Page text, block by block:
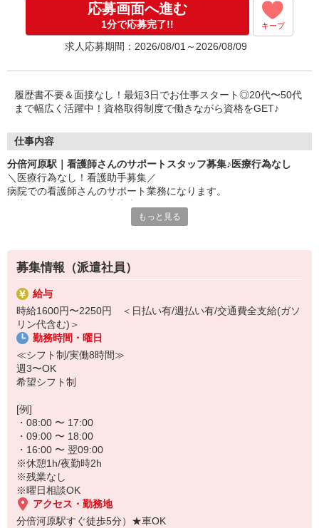
応募画面へ進む
1分で応募完了!! キープ
求人応募期間：2026/08/01～2026/08/09
履歴書不要＆面接なし！最短3日でお仕事スタート◎20代〜50代
まで幅広く活躍中！資格取得制度で働きながら資格をGET♪
仕事内容
分倍河原駅｜看護師さんのサポートスタッフ募集♪医療行為なし
＼医療行為なし！看護助手募集／
病院での看護師さんのサポート業務になります。
・医療器具の洗浄
・患者さんのお世話（車いす誘導や生活介助など）
・備品の管理 など
※サポートメインのため医療行為はありません
▼注目ポイント
・無資格、未経験でもOK！先輩が隣で優しく教えます♪
・看護助手として働くことで、知識やスキルが勝手に身につく◎
・約10万円分の資格支援制度あり
お気軽にご応募ください！
もっと見る
募集情報（派遣社員）
給与
時給1600円〜2250円 ＜日払い有/週払い有/交通費全支給(ガソ
リン代含む)＞
勤務時間・曜日
≪シフト制/実働8時間≫
週3〜OK
希望シフト制
[例]
・08:00 〜 17:00
・09:00 〜 18:00
・16:00 〜 翌09:00
※休憩1h/夜勤時2h
※残業なし
※曜日相談OK
アクセス・勤務地
分倍河原駅すぐ徒歩5分）★車OK